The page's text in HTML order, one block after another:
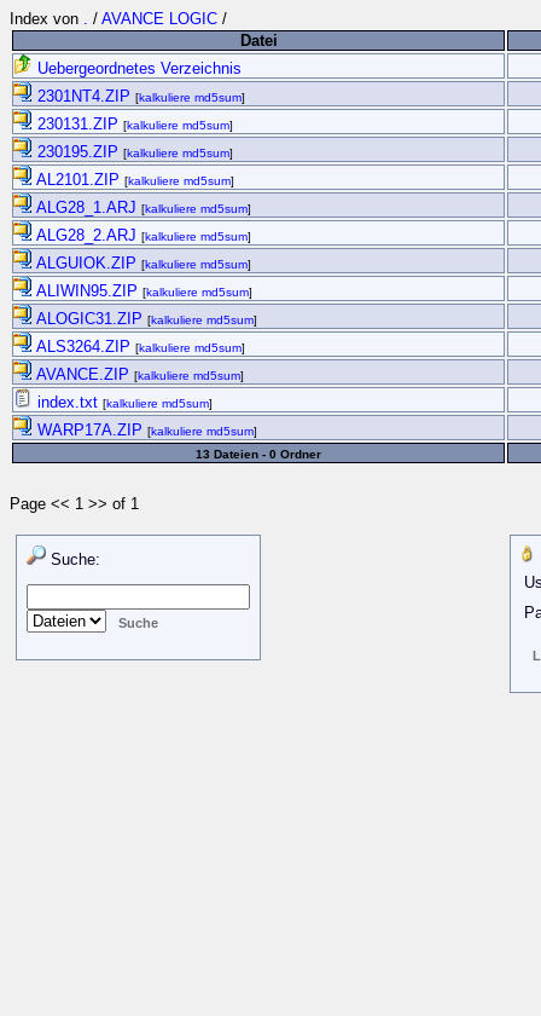
Index von . / AVANCE LOGIC /
Datei
Uebergeordnetes Verzeichnis
2301NT4.ZIP [kalkuliere md5sum]
230131.ZIP [kalkuliere md5sum]
230195.ZIP [kalkuliere md5sum]
AL2101.ZIP [kalkuliere md5sum]
ALG28_1.ARJ [kalkuliere md5sum]
ALG28_2.ARJ [kalkuliere md5sum]
ALGUIOK.ZIP [kalkuliere md5sum]
ALIWIN95.ZIP [kalkuliere md5sum]
ALOGIC31.ZIP [kalkuliere md5sum]
ALS3264.ZIP [kalkuliere md5sum]
AVANCE.ZIP [kalkuliere md5sum]
index.txt [kalkuliere md5sum]
WARP17A.ZIP [kalkuliere md5sum]
13 Dateien - 0 Ordner
Page << 1 >> of 1
Suche: